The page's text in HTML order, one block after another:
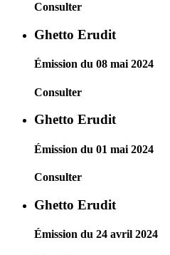
Consulter
Ghetto Erudit
Émission du 08 mai 2024
Consulter
Ghetto Erudit
Émission du 01 mai 2024
Consulter
Ghetto Erudit
Émission du 24 avril 2024